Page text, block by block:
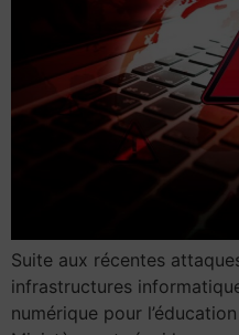
Suite aux récentes
infrastructures
numérique pour